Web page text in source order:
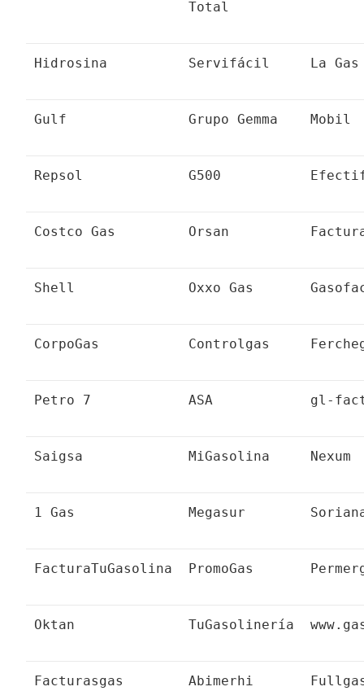
Total
Hidrosina Servifácil La Gas
Gulf Grupo Gemma Mobil
Repsol G500
Costco Gas Orsan
Shell Oxxo Gas
CorpoGas Controlgas
Petro 7 ASA gl-
Saigsa MiGasolina Nexum
1 Gas Megasur
FacturaTuGasolina PromoGas
Oktan TuGasolinería
Facturasgas Abimerhi